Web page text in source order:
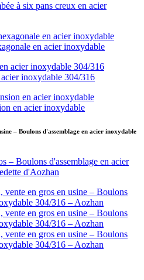
à six pans creux en acier
en acier inoxydable
inoxydable 304/316
en acier inoxydable
– Boulons d'assemblage en acier inoxydable